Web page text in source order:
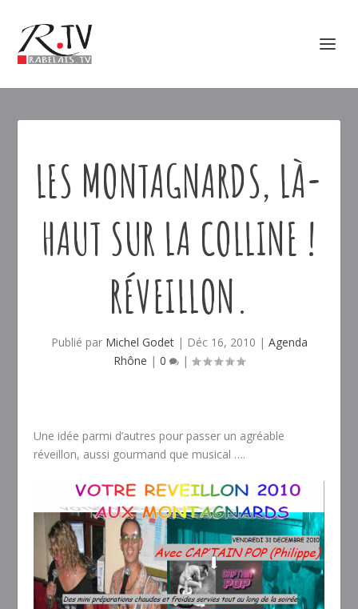
LES MONTAGNARDS, LÀ-
HAUT SUR LA COLLINE !
RÉVEILLON.
Publié par Michel Godet| Déc 16, 2010 | Agenda
Rhône | 0 |
Une idée parmi d’autres pour passer un agréable
réveillon, aussi gourmand que musical ….